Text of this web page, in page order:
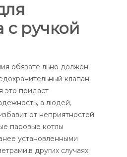
с ручкой
обязате льно должен
клапан.
это придаст
а людей,
от неприятностей
паровые котлы
установленными
других случаях